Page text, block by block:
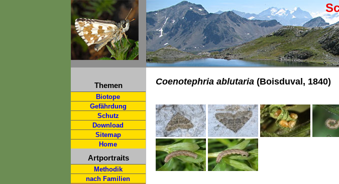
Themen
Biotope
Gefährdung
Schutz
Download
Sitemap
Home
Artportraits
Methodik
nach Familien
Coenotephria ablutaria(Boisduval, 1840)